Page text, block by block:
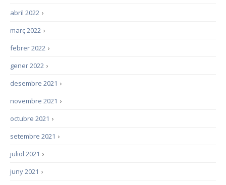
›
abril 2022
›
març 2022
›
febrer 2022
›
gener 2022
›
desembre 2021
›
novembre 2021
›
octubre 2021
›
setembre 2021
›
juliol 2021
›
juny 2021